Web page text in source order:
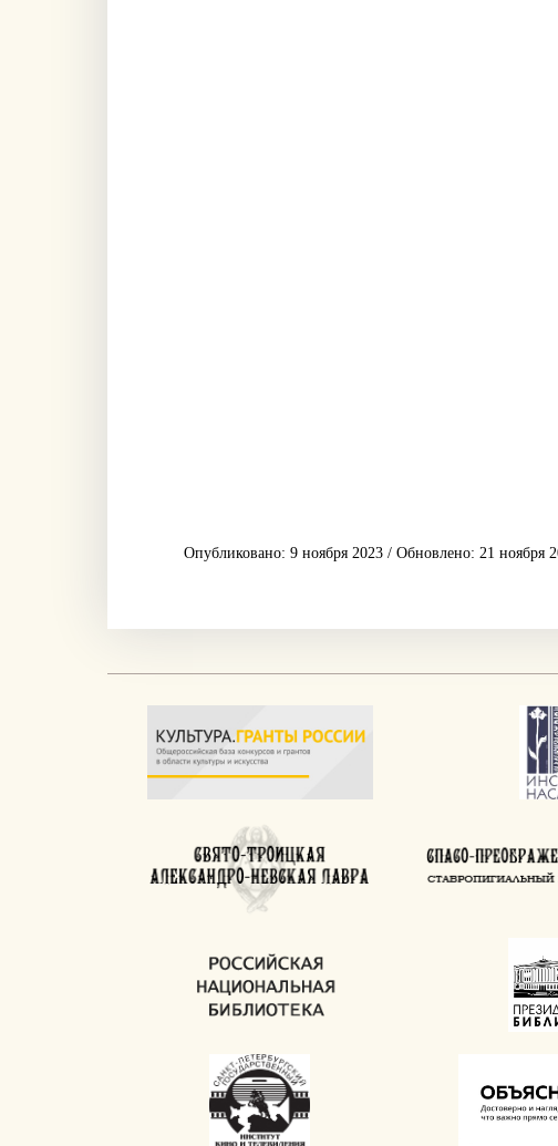
Опубликовано: 9 ноября 2023 / Обновлено: 21 ноября